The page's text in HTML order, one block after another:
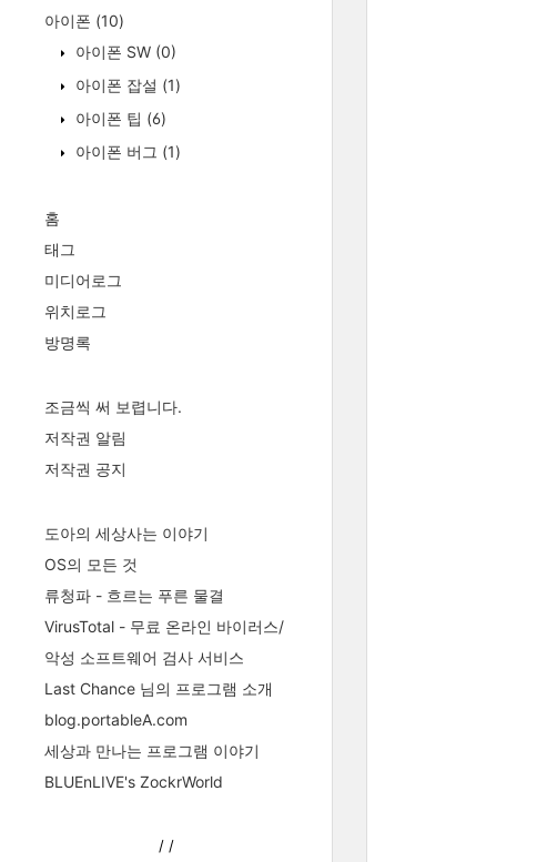
아이폰 (10)
아이폰 SW (0)
아이폰 잡설 (1)
아이폰 팁 (6)
아이폰 버그 (1)
홈
태그
미디어로그
위치로그
방명록
조금씩 써 보렵니다.
저작권 알림
저작권 공지
도아의 세상사는 이야기
OS의 모든 것
류청파 - 흐르는 푸른 물결
VirusTotal - 무료 온라인 바이러스/
악성 소프트웨어 검사 서비스
Last Chance 님의 프로그램 소개
blog.portableA.com
세상과 만나는 프로그램 이야기
BLUEnLIVE's ZockrWorld
/ /